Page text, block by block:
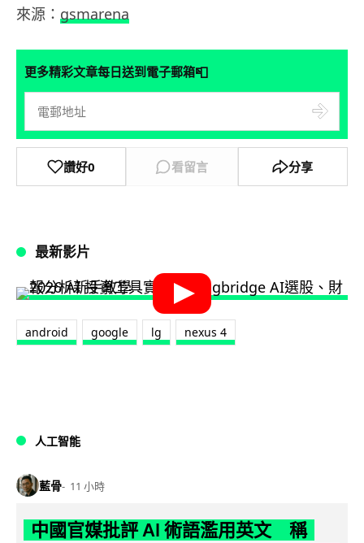
來源： gsmarena
更多精彩文章每日送到電子郵箱📮
讚好0 看留言 分享
最新影片
android google lg nexus 4
人工智能
藍骨 11 小時
中國官媒批評 AI 術語濫用英文 稱